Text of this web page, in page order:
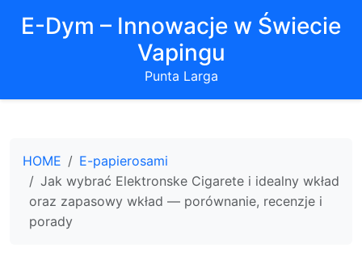
E-Dym – Innowacje w Świecie
Vapingu
Punta Larga
HOME
E-papierosami
Jak wybrać Elektronske Cigarete i idealny wkład
oraz zapasowy wkład — porównanie, recenzje i
porady